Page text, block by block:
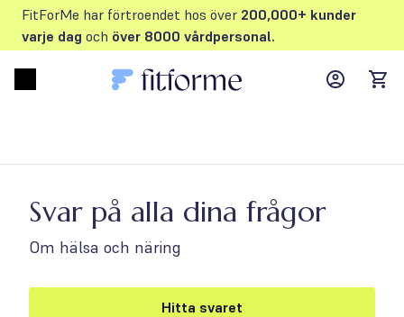
FitForMe har förtroendet hos över 200,000+ kunder
varje dag och över 8000 vårdpersonal.
MyFFM
Svar på alla dina frågor
Om hälsa och näring
Hitta svaret